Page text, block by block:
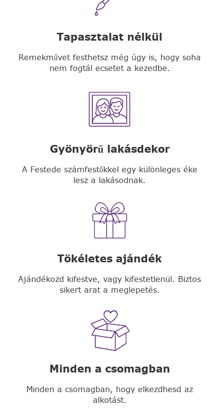
Tapasztalat nélkül
Remekművet festhetsz még úgy is, hogy soha
nem fogtál ecsetet a kezedbe.
Gyönyörű lakásdekor
A Festede számfestőkkel egy különleges éke
lesz a lakásodnak.
Tökéletes ajándék
Ajándékozd kifestve, vagy kifestetlenül. Biztos
sikert arat a meglepetés.
Minden a csomagban
Minden a csomagban, hogy elkezdhesd az
alkotást.